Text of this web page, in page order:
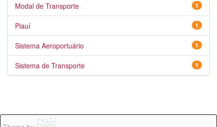
1
Modal de Transporte
1
Piauí
1
Sistema Aeroportuário
1
Sistema de Transporte